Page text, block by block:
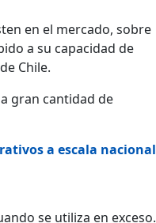
en el mercado, sobre
a su capacidad de
Chile.
gran cantidad de
a escala nacional
se utiliza en exceso.